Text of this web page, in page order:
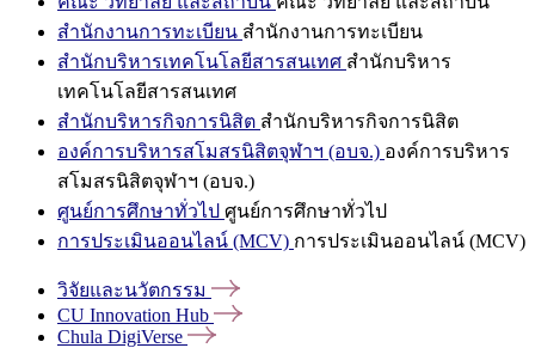
สำนักงานการทะเบียน สำนักงานการทะเบียน
สำนักบริหารเทคโนโลยีสารสนเทศ สำนักบริหาร
เทคโนโลยีสารสนเทศ
สำนักบริหารกิจการนิสิต สำนักบริหารกิจการนิสิต
องค์การบริหารสโมสรนิสิตจุฬาฯ (อบจ.) องค์การบริหาร
สโมสรนิสิตจุฬาฯ (อบจ.)
ศูนย์การศึกษาทั่วไป ศูนย์การศึกษาทั่วไป
การประเมินออนไลน์ (MCV) การประเมินออนไลน์ (MCV)
วิจัยและนวัตกรรม
CU Innovation Hub
Chula DigiVerse